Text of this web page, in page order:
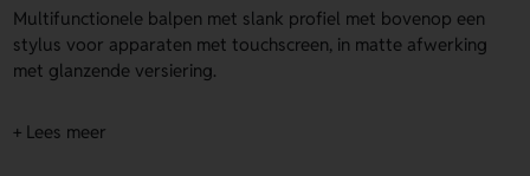
Multifunctionele balpen met slank profiel met bovenop een
stylus voor apparaten met touchscreen, in matte afwerking
met glanzende versiering.
+ Lees meer